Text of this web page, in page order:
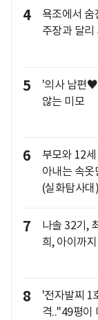
4
욕조에서 숨
주장과 달리
5
'의사 남편
않는 미모
6
부모와 12
아내는 속
(실화탐사대)
7
나솔 32기,
희, 아이까
8
'전자발찌 1
격.."49평이